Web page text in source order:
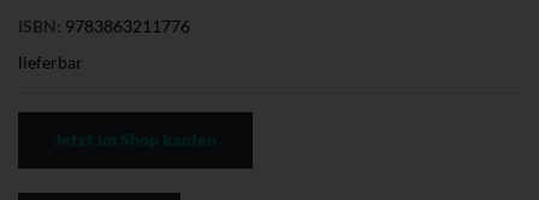
ISBN: 9783863211776
lieferbar